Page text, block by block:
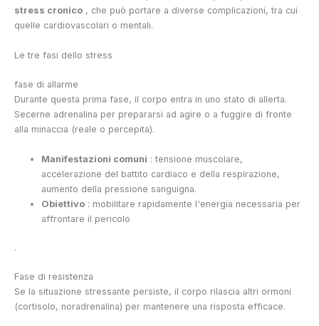
stress cronico , che può portare a diverse complicazioni, tra cui
quelle cardiovascolari o mentali.
Le tre fasi dello stress
fase di allarme
Durante questa prima fase, il corpo entra in uno stato di allerta.
Secerne adrenalina per prepararsi ad agire o a fuggire di fronte
alla minaccia (reale o percepita).
Manifestazioni comuni : tensione muscolare,
accelerazione del battito cardiaco e della respirazione,
aumento della pressione sanguigna.
Obiettivo : mobilitare rapidamente l'energia necessaria per
affrontare il pericolo
.
Fase di resistenza
Se la situazione stressante persiste, il corpo rilascia altri ormoni
(cortisolo, noradrenalina) per mantenere una risposta efficace.